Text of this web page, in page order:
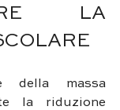
LA
della massa
la riduzione